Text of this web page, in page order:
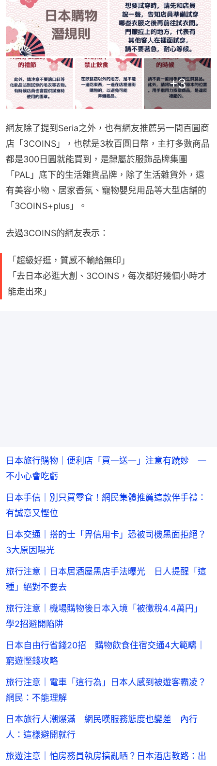
+3
網友除了提到Seria之外，也有網友推薦另一間百圓商
店「3COINS」，也就是3枚百圓日幣，主打多數商品
都是300日圓就能買到，是隸屬於服飾品牌集團
「PAL」底下的生活雜貨品牌，除了生活雜貨外，還
有美容小物、居家香氛、寵物嬰兒用品等大型店舖的
「3COINS+plus」。
去過3COINS的網友表示：
「超級好逛，質感不輸給無印」
「去日本必逛大創、3COINS，每次都好幾個小時才
能走出來」
日本旅行購物｜便利店「買一送一」注意有蹺妙 一
不小心會吃虧
日本手信｜別只買零食！網民集體推薦這款伴手禮：
有誠意又慳位
日本交通｜搭的士「畀信用卡」恐被司機黑面拒絕？
3大原因曝光
旅行注意｜日本居酒屋黑店手法曝光 日人提醒「這
種」絕對不要去
旅行注意｜機場購物後日本入境「被徵稅4.4萬円」
學2招避開陷阱
日本自由行省錢20招 購物飲食住宿交通4大範疇｜
窮遊慳錢攻略
旅行注意｜電車「這行為」日本人感到被遊客霸凌？
網民：不能理解
日本旅行人潮爆滿 網民嘆服務態度也變差 內行
人：這樣避開就行
旅遊注意｜怕房務員執房搞亂晒？日本酒店教路：出